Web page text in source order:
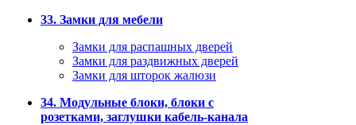
33. Замки для мебели
Замки для распашных дверей
Замки для раздвижных дверей
Замки для шторок жалюзи
34. Модульные блоки, блоки с
розетками, заглушки кабель-канала